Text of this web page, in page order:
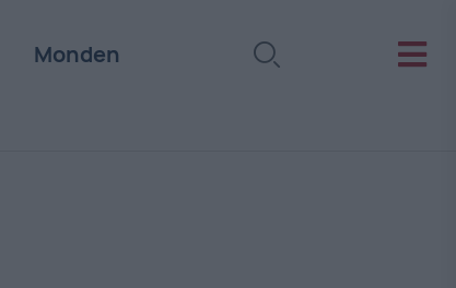
Monden